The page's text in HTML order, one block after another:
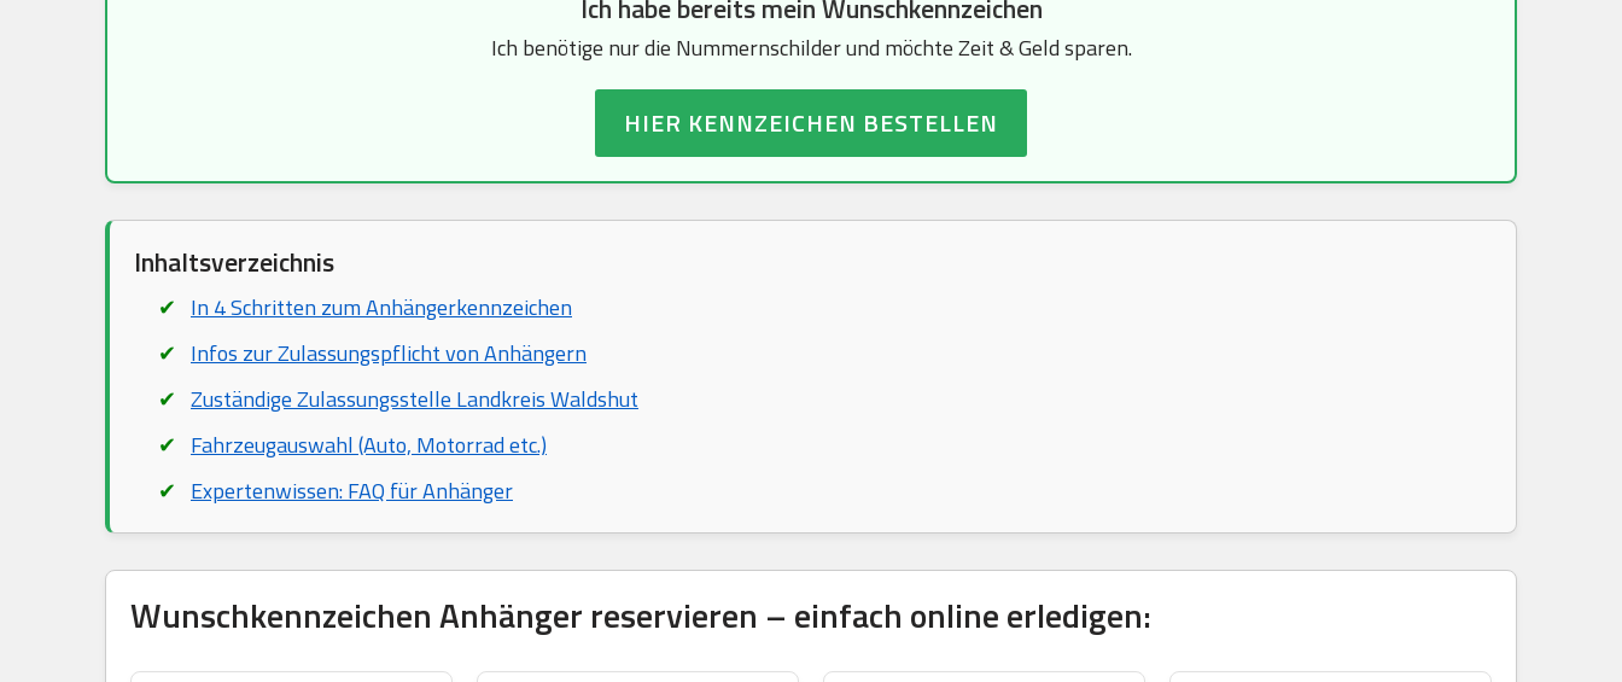
Ich habe bereits mein Wunschkennzeichen
Ich benötige nur die Nummernschilder und möchte Zeit & Geld sparen.
HIER KENNZEICHEN BESTELLEN
Inhaltsverzeichnis
In 4 Schritten zum Anhängerkennzeichen
Infos zur Zulassungspflicht von Anhängern
Zuständige Zulassungsstelle Landkreis Waldshut
Fahrzeugauswahl (Auto, Motorrad etc.)
Expertenwissen: FAQ für Anhänger
Wunschkennzeichen Anhänger reservieren – einfach online erledigen: